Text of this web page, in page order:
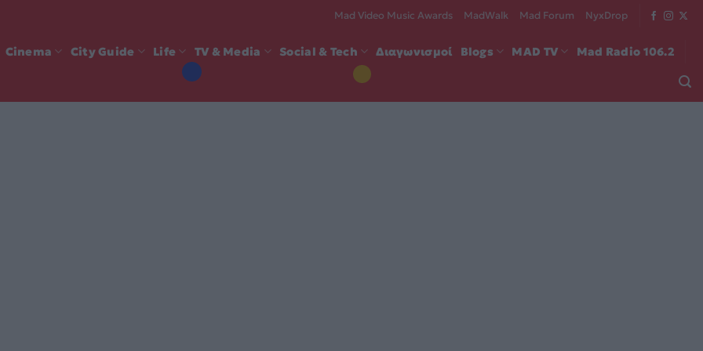
Mad Video Music Awards MadWalk Mad Forum NyxDrop
Cinema City Guide Life TV & Media Social & Tech Διαγωνισμοί Blogs MAD TV Mad Radio 106.2